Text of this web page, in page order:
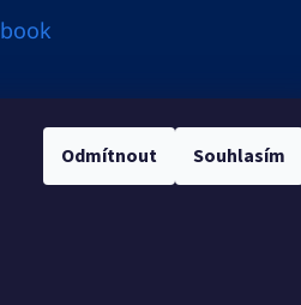
Odmítnout Souhlasím